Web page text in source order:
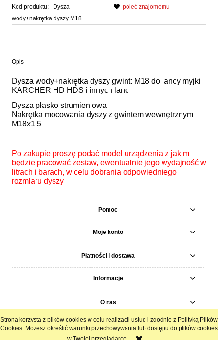
Strona korzysta z plików cookies w celu realizacji usług i zgodnie z Polityką Plików
Cookies. Możesz określić warunki przechowywania lub dostępu do plików cookies
w Twojej przeglądarce.
Kod produktu:
Dysza
wody+nakrętka dyszy M18
poleć znajomemu
Opis
Dysza wody+nakrętka dyszy gwint: M18 do lancy myjki
KARCHER HD HDS i innych lanc
Dysza płasko strumieniowa
Nakrętka mocowania dyszy z gwintem wewnętrznym
M18x1,5
Po zakupie proszę podać model urządzenia z jakim
będzie pracować zestaw, ewentualnie jego wydajność w
litrach i barach, w celu dobrania odpowiedniego
rozmiaru dyszy
Pomoc
Moje konto
Płatności i dostawa
Informacje
O nas
pokaż pełną wersję strony